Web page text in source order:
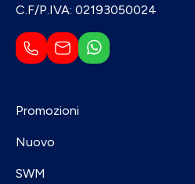
C.F/P.IVA: 02193050024
Promozioni
Nuovo
SWM